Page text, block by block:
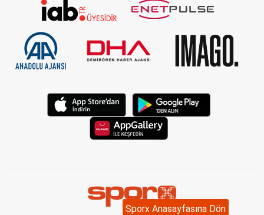
Sporx Anasayfasına Dön